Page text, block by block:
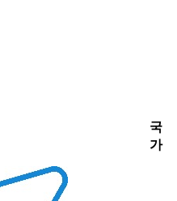
국
가